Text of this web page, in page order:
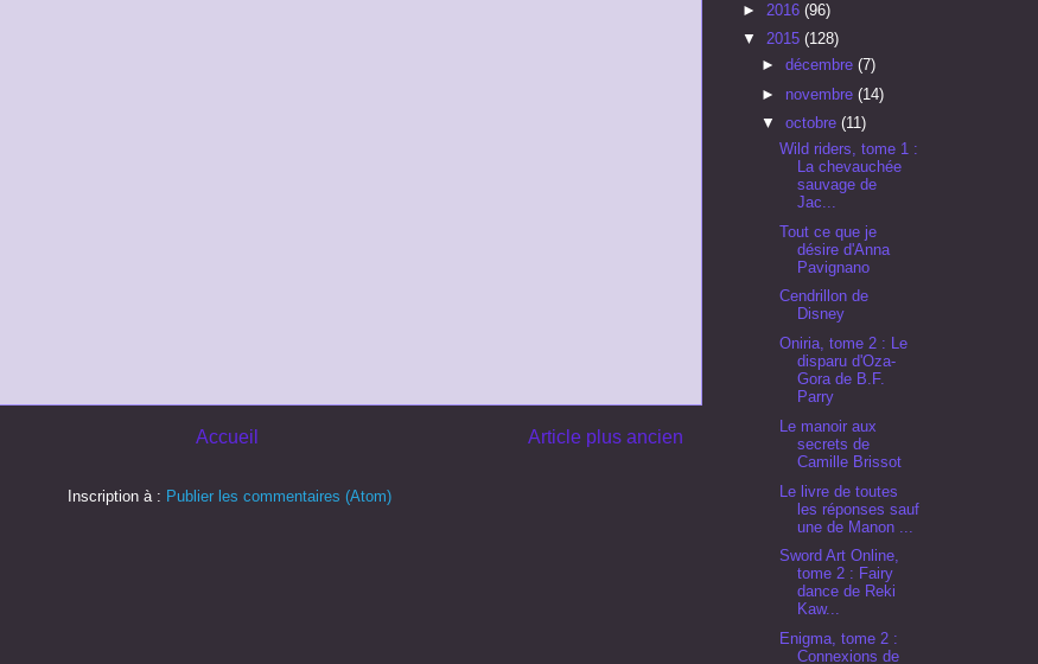
Article plus ancien
Accueil
Inscription à : Publier les commentaires (Atom)
► 2016 (96)
▼ 2015 (128)
► décembre (7)
► novembre (14)
▼ octobre (11)
Wild riders, tome 1 :
La chevauchée
sauvage de
Jac...
Tout ce que je
désire d'Anna
Pavignano
Cendrillon de
Disney
Oniria, tome 2 : Le
disparu d'Oza-
Gora de B.F.
Parry
Le manoir aux
secrets de
Camille Brissot
Le livre de toutes
les réponses sauf
une de Manon ...
Sword Art Online,
tome 2 : Fairy
dance de Reki
Kaw...
Enigma, tome 2 :
Connexions de